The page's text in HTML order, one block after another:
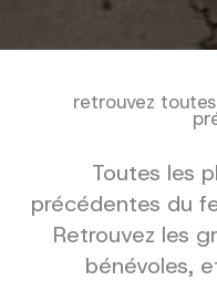
retrouvez
Toutes les
précédentes du
Retrouvez les
bénévoles,